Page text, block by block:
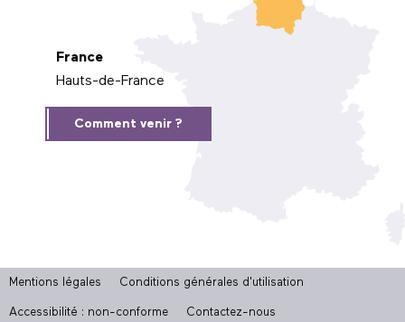
France
Hauts-de-France
Comment venir ?
Mentions légales Conditions générales d'utilisation
Accessibilité : non-conforme Contactez-nous